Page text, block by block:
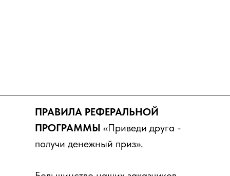
ПРАВИЛА РЕФЕРАЛЬНОЙ
ПРОГРАММЫ «Приведи друга -
получи денежный приз».